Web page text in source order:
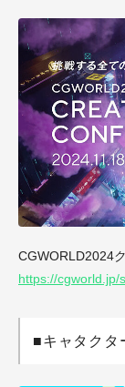
CGWORLD2024
https://cgworld.jp/
■キャタク